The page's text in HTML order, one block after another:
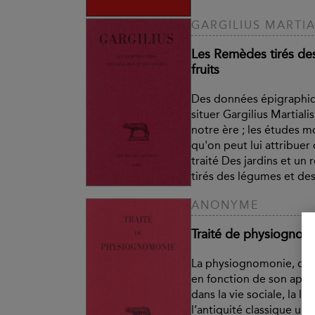
GARGILIUS
Les Remèdes tirés
fruits
Des données
situer Gargilius
notre ère ; les études
qu'on peut lui attribuer
traité Des jardins et un
tirés des légumes et
ANONYME
Traité de
La physiognomonie,
en fonction de son
dans la vie sociale, la
l’antiquité classique